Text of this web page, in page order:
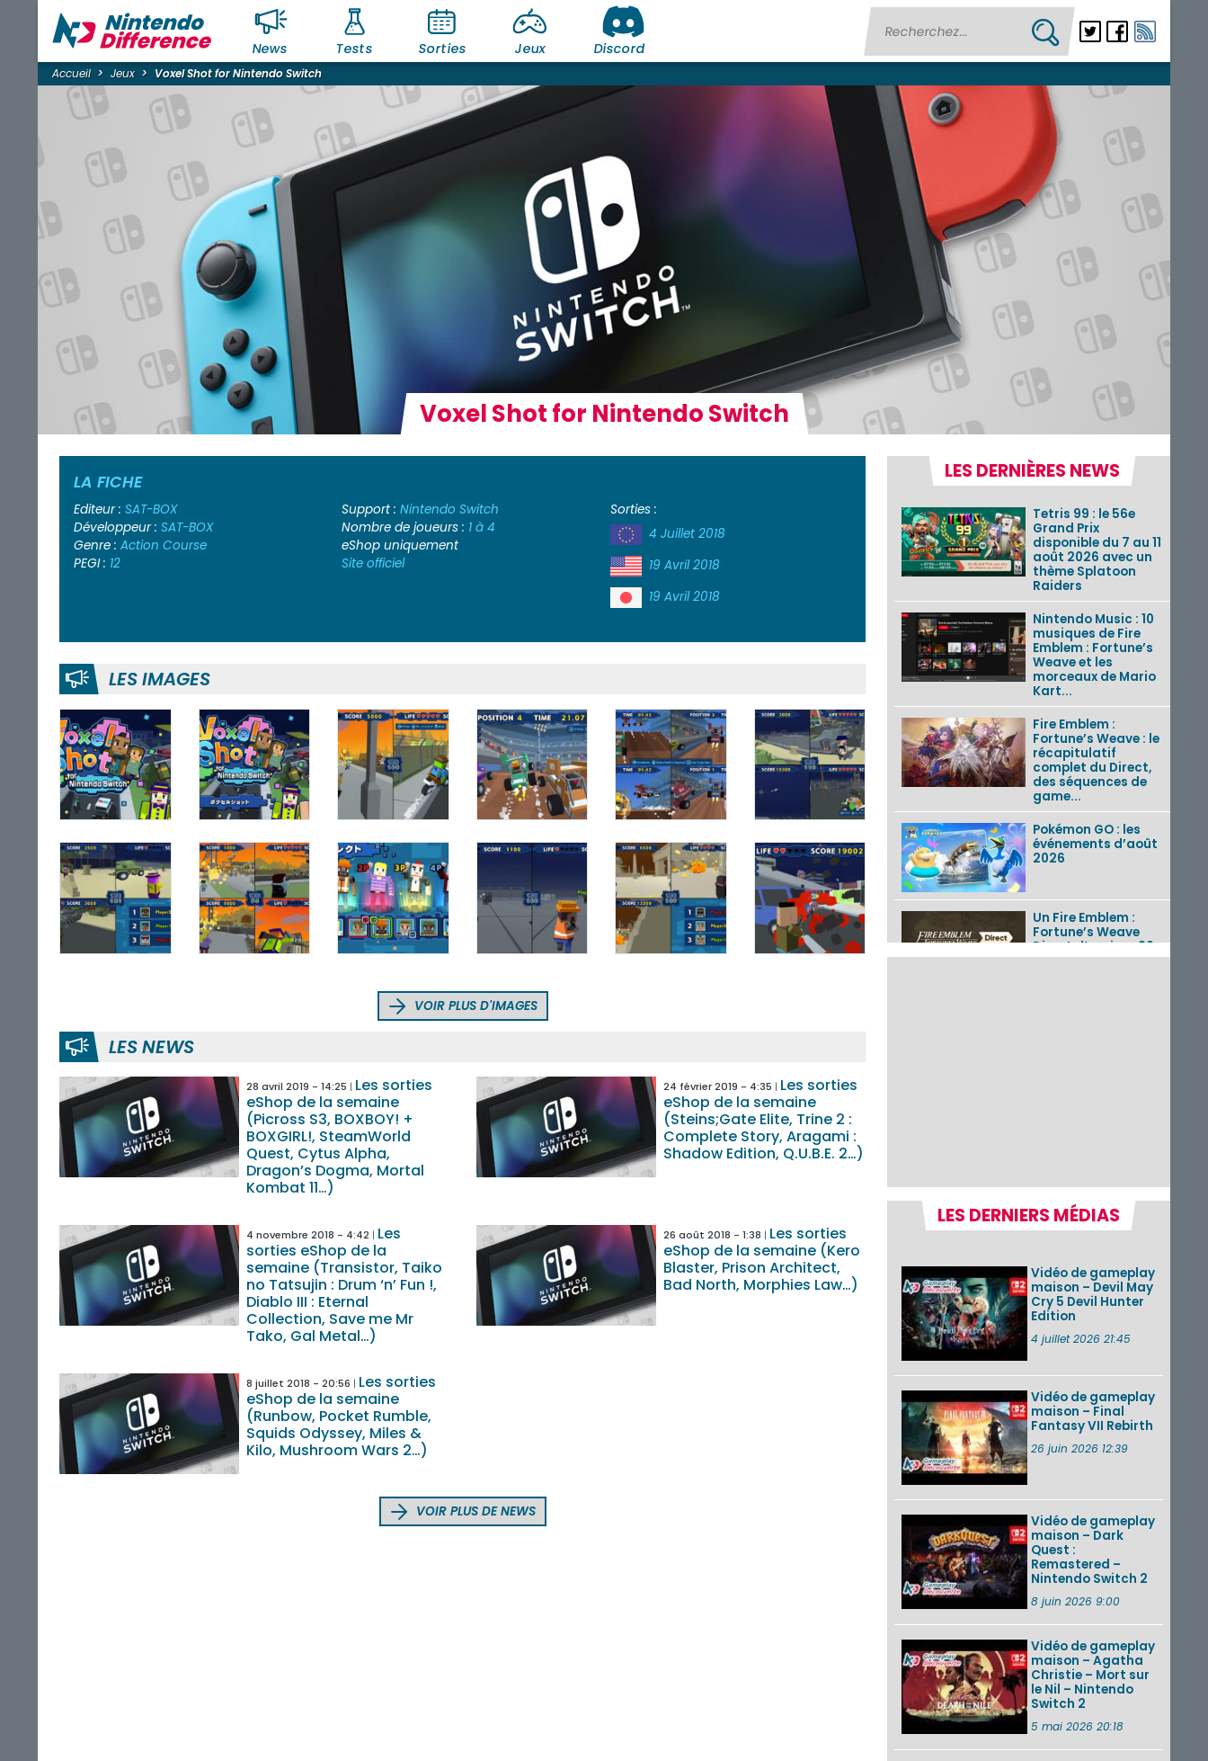
News Tests Sorties Jeux Discord
Accueil Jeux Voxel Shot for Nintendo Switch
Voxel Shot for Nintendo Switch
LA FICHE
Editeur : SAT-BOX
Développeur : SAT-BOX
Genre : Action Course
PEGI : 12
Support :Nintendo Switch
Nombre de joueurs : 1 à 4
eShop uniquement
Site officiel
Sorties :
4 Juillet 2018
19 Avril 2018
19 Avril 2018
LES IMAGES
VOIR PLUS D'IMAGES
LES NEWS
28 avril 2019 - 14:25
Les sorties
eShop de la semaine
(Picross S3, BOXBOY! +
BOXGIRL!, SteamWorld
Quest, Cytus Alpha,
Dragon’s Dogma, Mortal
Kombat 11…)
24 février 2019 - 4:35
Les sorties
eShop de la semaine
(Steins;Gate Elite, Trine 2 :
Complete Story, Aragami :
Shadow Edition, Q.U.B.E. 2…)
4 novembre 2018 - 4:42
Les
sorties eShop de la
semaine (Transistor, Taiko
no Tatsujin : Drum ‘n’ Fun !,
Diablo III : Eternal
Collection, Save me Mr
Tako, Gal Metal…)
26 août 2018 - 1:38
Les sorties
eShop de la semaine (Kero
Blaster, Prison Architect,
Bad North, Morphies Law…)
8 juillet 2018 - 20:56
Les sorties
eShop de la semaine
(Runbow, Pocket Rumble,
Squids Odyssey, Miles &
Kilo, Mushroom Wars 2…)
VOIR PLUS DE NEWS
LES DERNIÈRES NEWS
Tetris 99 : le 56e
Grand Prix
disponible du 7 au 11
août 2026 avec un
thème Splatoon
Raiders
Nintendo Music : 10
musiques de Fire
Emblem : Fortune’s
Weave et les
morceaux de Mario
Kart...
Fire Emblem :
Fortune’s Weave : le
récapitulatif
complet du Direct,
des séquences de
game...
Pokémon GO : les
événements d’août
2026
Un Fire Emblem :
Fortune’s Weave
Direct d’environ 20
minutes diffusé le 4
décembre ...
Nintendo Music :
des musiques de
morceaux du mode
Balade de ...
Les éditions
physiques de Tomb
Switch 2 en version
amé...
Splatoon 3 : le
festival Summer
Nights de retour du
VOIR PLUS DE NEWS
LES DERNIERS MÉDIAS
Vidéo de gameplay
maison – Devil May
Cry 5 Devil Hunter
Edition
4 juillet 2026 21:45
Vidéo de gameplay
maison – Final
Fantasy VII Rebirth
26 juin 2026 12:39
Vidéo de gameplay
maison – Dark
Quest :
Remastered –
Nintendo Switch 2
8 juin 2026 9:00
Vidéo de gameplay
maison – Agatha
Christie – Mort sur
le Nil – Nintendo
Switch 2
5 mai 2026 20:18